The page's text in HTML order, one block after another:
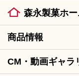
森永製菓ホー
商品情報
CM・動画ギャラ